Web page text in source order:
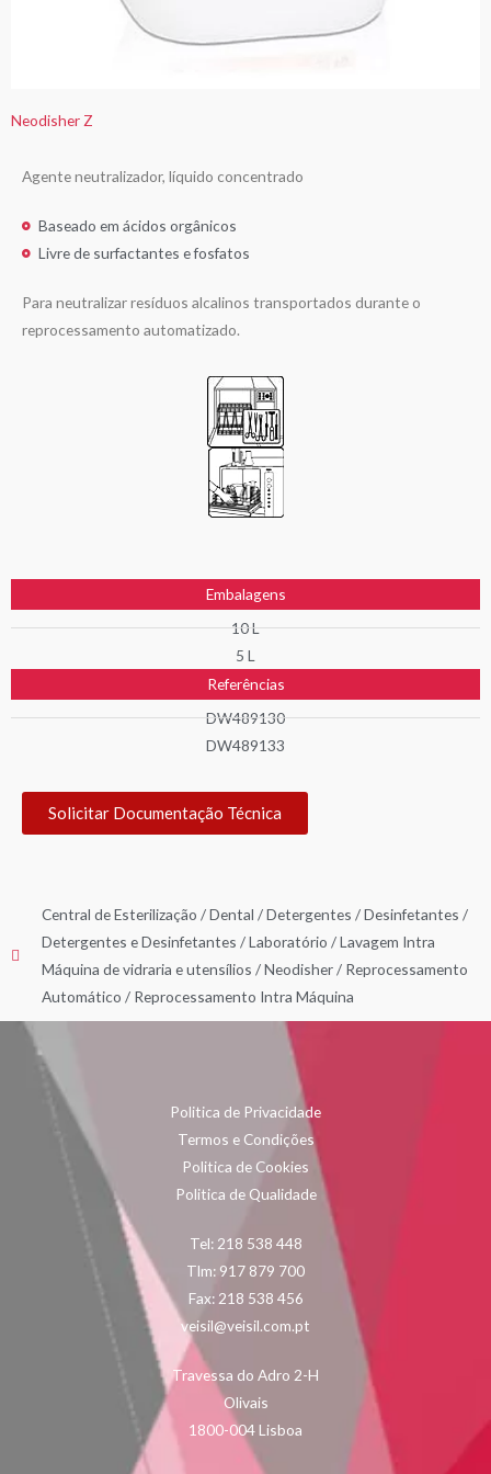
Neodisher Z
Agente neutralizador, líquido concentrado
Baseado em ácidos orgânicos
Livre de surfactantes e fosfatos
Para neutralizar resíduos alcalinos transportados durante o
reprocessamento automatizado.
Embalagens
10 L
5 L
Referências
DW489130
DW489133
Solicitar Documentação Técnica
Central de Esterilização /Dental /Detergentes / Desinfetantes /
Detergentes e Desinfetantes /Laboratório /Lavagem Intra
Máquina de vidraria e utensílios /Neodisher/ Reprocessamento
Automático / Reprocessamento Intra Máquina
Politica de Privacidade
Termos e Condições
Politica de Cookies
Politica de Qualidade
Tel: 218 538 448
Tlm: 917 879 700
Fax: 218 538 456
veisil@veisil.com.pt
Travessa do Adro 2-H
Olivais
1800-004 Lisboa